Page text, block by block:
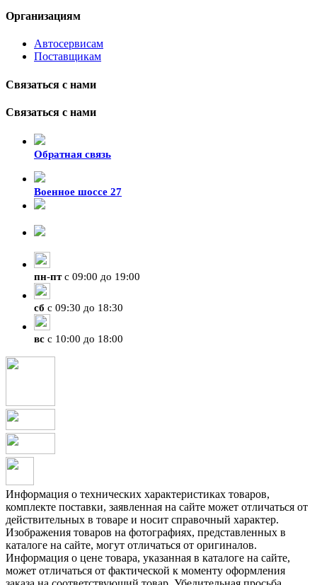
Организациям
Автосервисам
Поставщикам
Связаться с нами
Связаться с нами
Обратная связь
Военное шоссе 27
пн-птс 09:00 до 19:00
сб с 09:30 до 18:30
вс с 10:00 до 18:00
Информация о технических характеристиках товаров,
комплекте поставки, заявленная на сайте может отличаться от
действительных в товаре и носит справочный характер.
Изображения товаров на фотографиях, представленных в
каталоге на сайте, могут отличаться от оригиналов.
Информация о цене товара, указанная в каталоге на сайте,
может отличаться от фактической к моменту оформления